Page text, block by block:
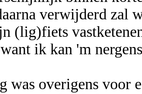
verwijderd zal
(lig)fiets
ik kan 'm
was overigens voor